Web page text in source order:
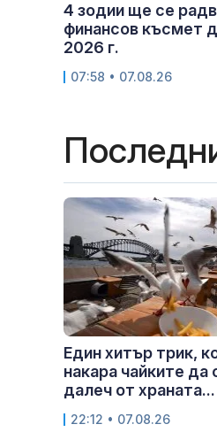
4 зодии ще се
финансов късмет
2026 г.
07:58 • 07.08.26
Един хитър трик,
накара чайките да
далеч от храната...
22:12 • 07.08.26